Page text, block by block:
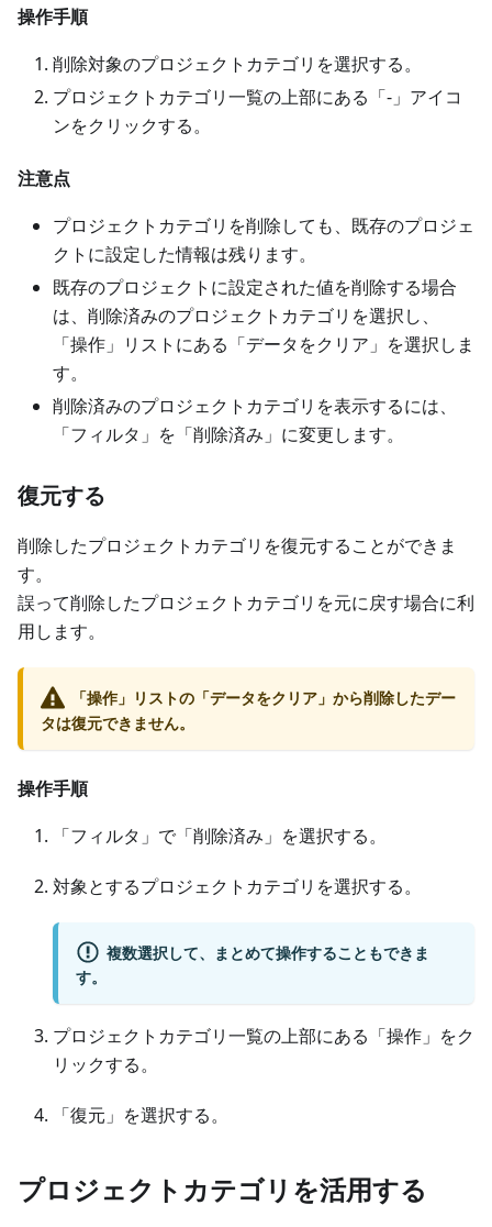
操作手順
削除対象のプロジェクトカテゴリを選択する。
プロジェクトカテゴリ一覧の上部にある「-」アイコ
ンをクリックする。
注意点
プロジェクトカテゴリを削除しても、既存のプロジェ
クトに設定した情報は残ります。
既存のプロジェクトに設定された値を削除する場合
は、削除済みのプロジェクトカテゴリを選択し、
「操作」リストにある「データをクリア」を選択しま
す。
削除済みのプロジェクトカテゴリを表示するには、
「フィルタ」を「削除済み」に変更します。
復元する
削除したプロジェクトカテゴリを復元することができま
す。
誤って削除したプロジェクトカテゴリを元に戻す場合に利
用します。
「操作」リストの「データをクリア」から削除したデー
タは復元できません。
操作手順
「フィルタ」で「削除済み」を選択する。
対象とするプロジェクトカテゴリを選択する。
複数選択して、まとめて操作することもできま
す。
プロジェクトカテゴリ一覧の上部にある「操作」をク
リックする。
「復元」を選択する。
プロジェクトカテゴリを活用する